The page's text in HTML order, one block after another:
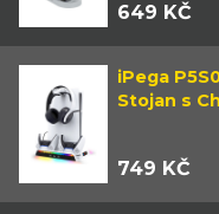
649 KČ
iPega
Stojan s
749 KČ